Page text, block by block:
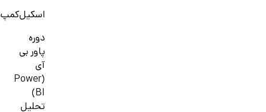
اسکیل‌کمپ
دوره
پاور بی
آی
(Power
BI)
تحلیل